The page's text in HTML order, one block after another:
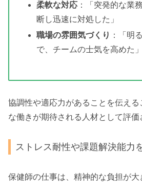
柔軟な対応 ：「突発的な業
断し迅速に対処した」
職場の雰囲気づくり ：「明
で、チームの士気を高めた」
協調性や適応力があることを伝え
な働きが期待される人材として評価
ストレス耐性や課題解決能力
保健師の仕事は、精神的な負担が大